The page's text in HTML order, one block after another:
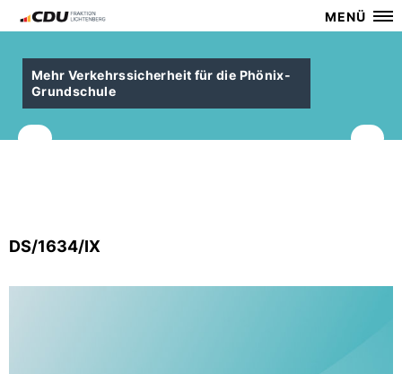
MENÜ
Mehr Verkehrssicherheit für die Phönix-
Grundschule
DS/1634/IX